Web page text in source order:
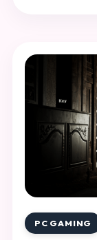
PC GAMING